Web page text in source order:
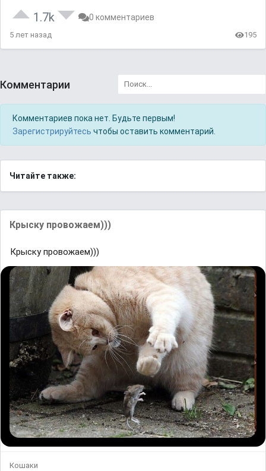
1.7k 0 комментариев
5 лет назад 195
Комментарии
Комментариев пока нет. Будьте первым!
Зарегистрируйтесь чтобы оставить комментарий.
Читайте также:
Крыску провожаем)))
Крыску провожаем)))
Кошаки